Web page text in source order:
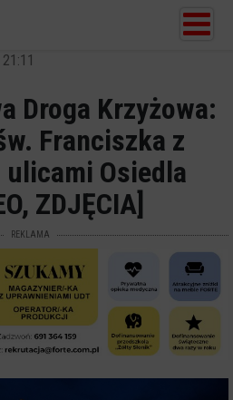
Droga Krzyżowa:
Franciszka z
Osiedla
ZDJĘCIA]
REKLAMA